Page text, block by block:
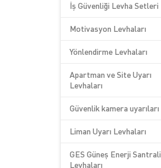
İş Güvenliği Levha Setleri
Motivasyon Levhaları
Yönlendirme Levhaları
Apartman ve Site Uyarı
Levhaları
Güvenlik kamera uyarıları
Liman Uyarı Levhaları
GES Güneş Enerji Santrali
Levhaları